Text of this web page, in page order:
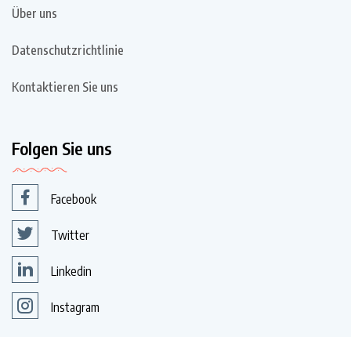
Über uns
Datenschutzrichtlinie
Kontaktieren Sie uns
Folgen Sie uns
Facebook
Twitter
Linkedin
Instagram